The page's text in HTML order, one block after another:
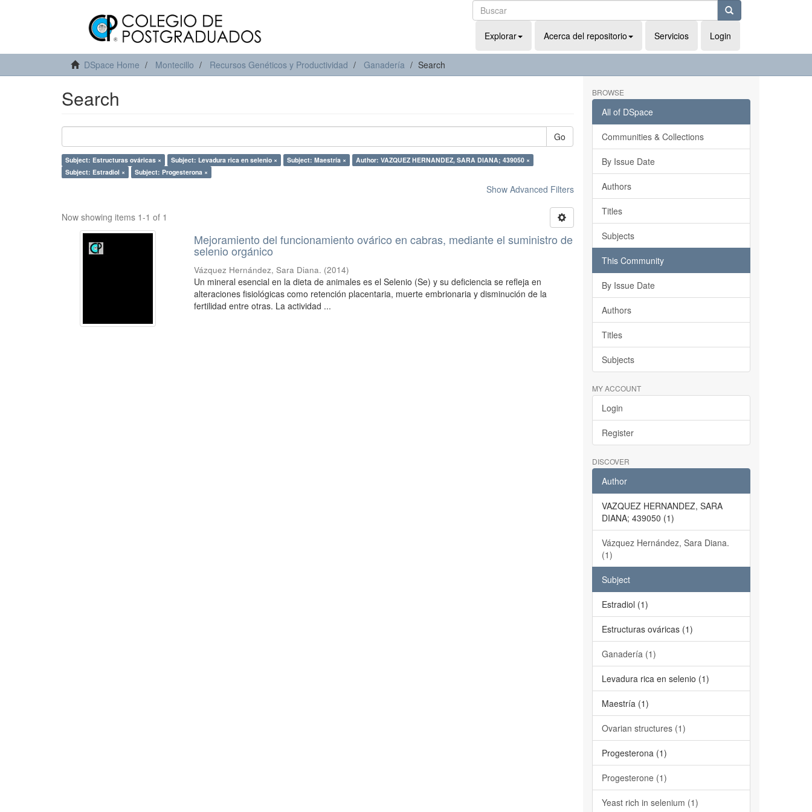
Explorar Acerca del repositorio Servicios Login
DSpace Home Montecillo Recursos Genéticos y Productividad Ganadería Search
Search
Go
Subject: Estructuras ováricas × Subject: Levadura rica en selenio × Subject: Maestría ×
Author: VAZQUEZ HERNANDEZ, SARA DIANA; 439050 ×
Subject: Estradiol ×
Subject: Progesterona ×
Show Advanced Filters
Now showing items 1-1 of 1
Mejoramiento del funcionamiento ovárico en cabras, mediante el suministro de
selenio orgánico
Vázquez Hernández, Sara Diana. (2014)
Un mineral esencial en la dieta de animales es el Selenio (Se) y su deficiencia se refleja en
alteraciones fisiológicas como retención placentaria, muerte embrionaria y disminución de la
fertilidad entre otras. La actividad ...
BROWSE
All of DSpace
Communities & Collections
By Issue Date
Authors
Titles
Subjects
This Community
By Issue Date
Authors
Titles
Subjects
MY ACCOUNT
Login
Register
DISCOVER
Author
VAZQUEZ HERNANDEZ, SARA
DIANA; 439050 (1)
Vázquez Hernández, Sara Diana.
(1)
Subject
Estradiol (1)
Estructuras ováricas (1)
Ganadería (1)
Levadura rica en selenio (1)
Maestría (1)
Ovarian structures (1)
Progesterona (1)
Progesterone (1)
Yeast rich in selenium (1)